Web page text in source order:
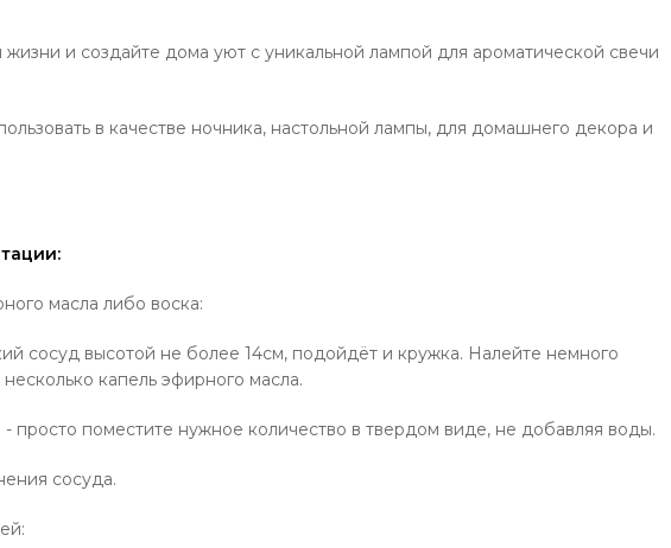
и создайте дома уют с уникальной лампой для ароматической свечи
в качестве ночника, настольной лампы, для домашнего декора и
масла либо воска:
сосуд высотой не более 14см, подойдёт и кружка. Налейте немного
капель эфирного масла.
просто поместите нужное количество в твердом виде, не добавляя воды.
сосуда.